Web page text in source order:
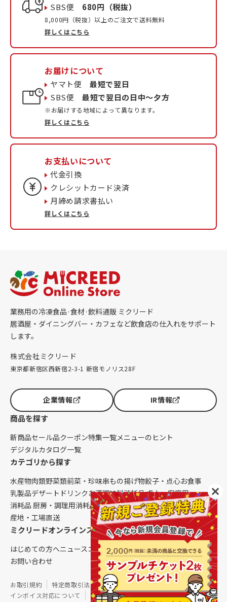
SBS便 680円（税抜）
8,000円（税抜）以上のご注文で送料無料
詳しくはこちら
お届けについて
ヤマト便最短で翌日
SBS便最短で翌日の日中〜夕方
※お届けする地域によって異なります。
詳しくはこちら
お支払いについて
代金引換
クレシットカード決済
月締め請求書払い
詳しくはこちら
業務用の冷凍食品·食材·飲料通販 ミクリード
居酒屋・ダイニングバー・カフェなど飲食店の仕入れをサポート
します。
株式会社ミクリード
東京都新宿区西新宿2-3-1 新宿モノリス28F
企業情報 IR情報
商品を探す
新商品セール品クーポン特集一覧メニューのヒント
デジタルカタログ一覧
カテゴリから探す
水産物肉類野菜類前菜・珍味串もの揚げ物餃子・点心お食事
乳製品デザート ドリンク お酒調味料消耗品 卓上・客席用
消耗品 厨房・調理用消耗品 クレンリネス生鮮品（配送便限定）
産地・工場直送
ミクリードオンラインストアについて
はじめての方へニュースコラムご利用ガイド会社概要
お問い合わせ
お取引規約 特定商取引法に基づく表記
個人情報保護方針
インボイス対応について
サイトマップ